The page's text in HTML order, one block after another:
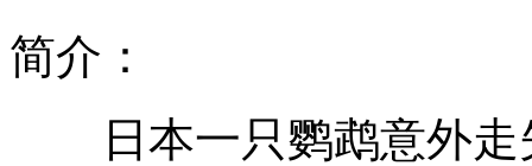
女子被偷狂追 小偷抛撒现金求脱身
简介：
日本一只鹦鹉意外走